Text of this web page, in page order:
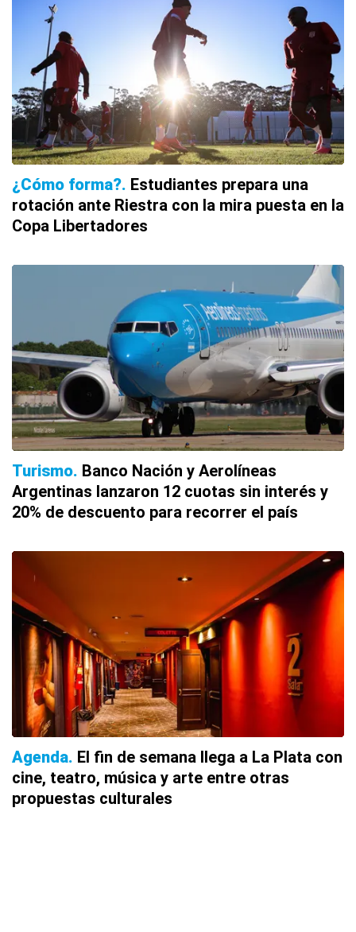
¿Cómo forma? Estudiantes prepara una
rotación ante Riestra con la mira puesta en la
Copa Libertadores
Turismo Banco Nación y Aerolíneas
Argentinas lanzaron 12 cuotas sin interés y
20% de descuento para recorrer el país
Agenda El fin de semana llega a La Plata con
cine, teatro, música y arte entre otras
propuestas culturales